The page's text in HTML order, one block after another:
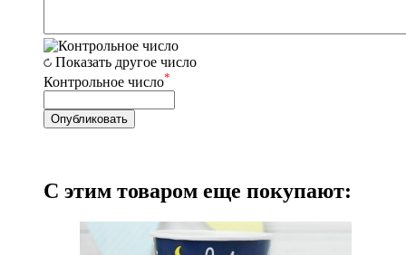
Показать другое число
Контрольное число*
С этим товаром еще покупают: